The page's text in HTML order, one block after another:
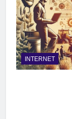
INTERNET